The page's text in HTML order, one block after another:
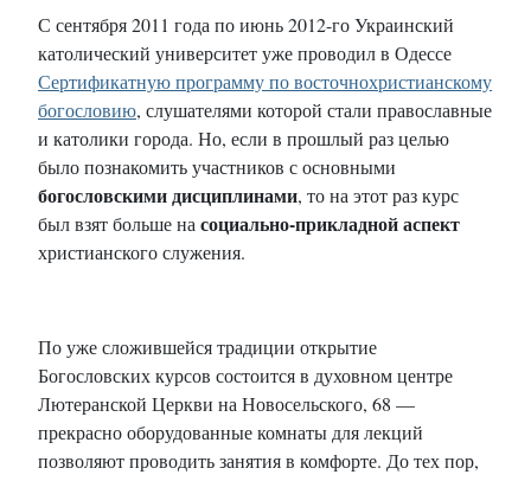
С сентября 2011 года по июнь 2012-го Украинский
католический университет уже проводил в Одессе
Сертификатную программу по восточнохристианскому
богословию, слушателями которой стали православные
и католики города. Но, если в прошлый раз целью
было познакомить участников с основными
богословскими дисциплинами, то на этот раз курс
был взят больше на социально-прикладной аспект
христианского служения.
По уже сложившейся традиции открытие
Богословских курсов состоится в духовном центре
Лютеранской Церкви на Новосельского, 68 —
прекрасно оборудованные комнаты для лекций
позволяют проводить занятия в комфорте. До тех пор,